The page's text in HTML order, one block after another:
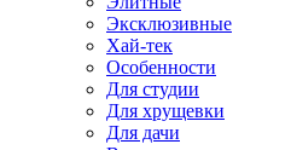
Эксклюзивные
Хай-тек
Особенности
Для студии
Для хрущевки
Для дачи